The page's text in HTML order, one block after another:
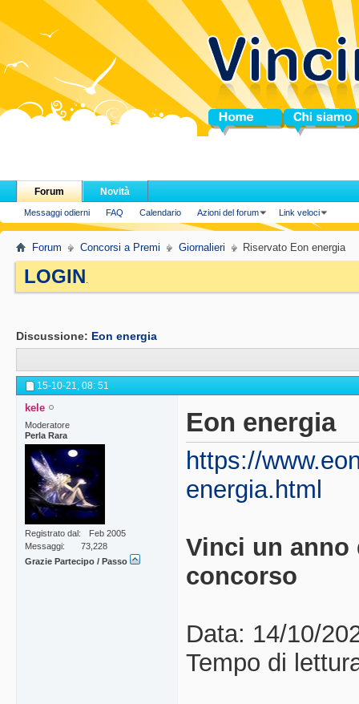
Home Chi siamo
Forum
Messaggi odierni FAQ Calendario Azioni del forum Link veloci
Novità
Forum Concorsi a Premi Giornalieri Riservato Eon energia
LOGIN.
Discussione: Eon energia
15-10-21, 08: 51
kele
Moderatore
Perla Rara
Registrato dal
Feb 2005
Messaggi
73,228
Grazie Partecipo / Passo
Eon energia
https://
energia.html
Vinci un anno
concorso
Data: 14/10/
Tempo di